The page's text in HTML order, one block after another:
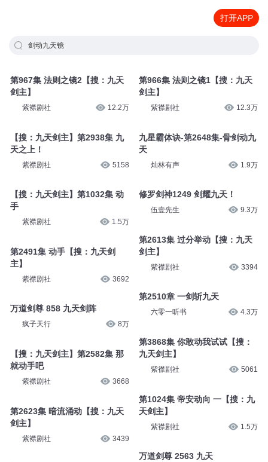
打开APP
剑动九天镜
第967集 法则之镜2【搜：九天
剑主】
紫襟剧社 12.2万
【搜：九天剑主】第2938集 九
天之上！
紫襟剧社 5158
【搜：九天剑主】第1032集 动
手
紫襟剧社 1.5万
第2491集 动手【搜：九天剑
主】
紫襟剧社 3692
万道剑尊 858 九天剑阵
疯子天行 8万
【搜：九天剑主】第2582集 那
就动手吧
紫襟剧社 3668
第2623集 暗流涌动【搜：九天
剑主】
紫襟剧社 3439
第966集 法则之镜1【搜：九天
剑主】
紫襟剧社 12.3万
九星霸体诀-第2648集-骨剑动九
天
灿林有声 1.9万
修罗剑神1249 剑耀九天！
伍壹先生 9.3万
第2613集 过分举动【搜：九天
剑主】
紫襟剧社 3394
第2510章 一剑斩九天
六零一听书 4.3万
第3868集 你敢动我试试【搜：
九天剑主】
紫襟剧社 5061
第1024集 帝安动向 一【搜：九
天剑主】
紫襟剧社 1.5万
万道剑尊 2563 九天